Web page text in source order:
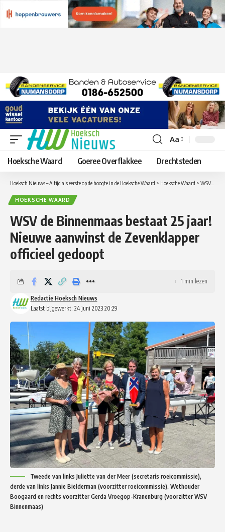
Lettergrootte
aanpassen
Aa
Hoeksche Waard Goeree Overflakkee Drechtsteden
Hoeksch Nieuws – Altijd als eerste op de hoogte in de Hoeksche Waard > Hoeksche Waard > WSV de Binnenmaas bestaat 25 jaar! Nieuwe aanwinst de Zevenklapper officieel gedoopt
HOEKSCHE WAARD
WSV de Binnenmaas bestaat 25 jaar!
Nieuwe aanwinst de Zevenklapper
officieel gedoopt
Laatst bijgewerkt: 24 juni 2023 20:29
Redactie Hoeksch Nieuws
1 min lezen
Tweede van links Juliette van der Meer (secretaris roeicommissie),
derde van links Jannie Bielderman (voorzitter roeicommissie), Wethouder
Boogaard en rechts voorzitter Gerda Vroegop-Kranenburg (voorzitter WSV
Binnenmaas)